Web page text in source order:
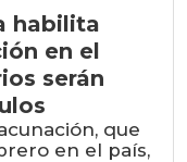
habilita
en el
serán
que
en el país,